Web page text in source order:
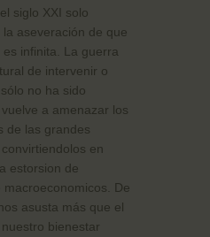
siglo XXI solo
aseveración de que
infinita. La guerra
de intervenir o
no ha sido
a amenazar los
de las grandes
en
estorsion de
De
asusta más que el
bienestar